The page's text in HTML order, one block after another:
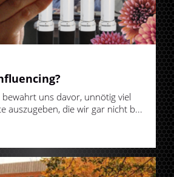
bewahrt uns davor, unnötig viel
auszugeben, die wir gar nicht b...